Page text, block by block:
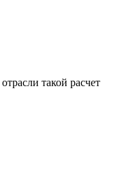
такой расчет